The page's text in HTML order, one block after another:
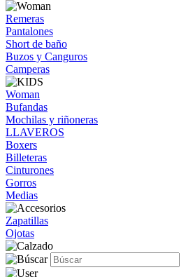
Remeras
Pantalones
Short de baño
Buzos y Canguros
Camperas
Woman
Bufandas
Mochilas y riñoneras
LLAVEROS
Boxers
Billeteras
Cinturones
Gorros
Medias
Zapatillas
Ojotas